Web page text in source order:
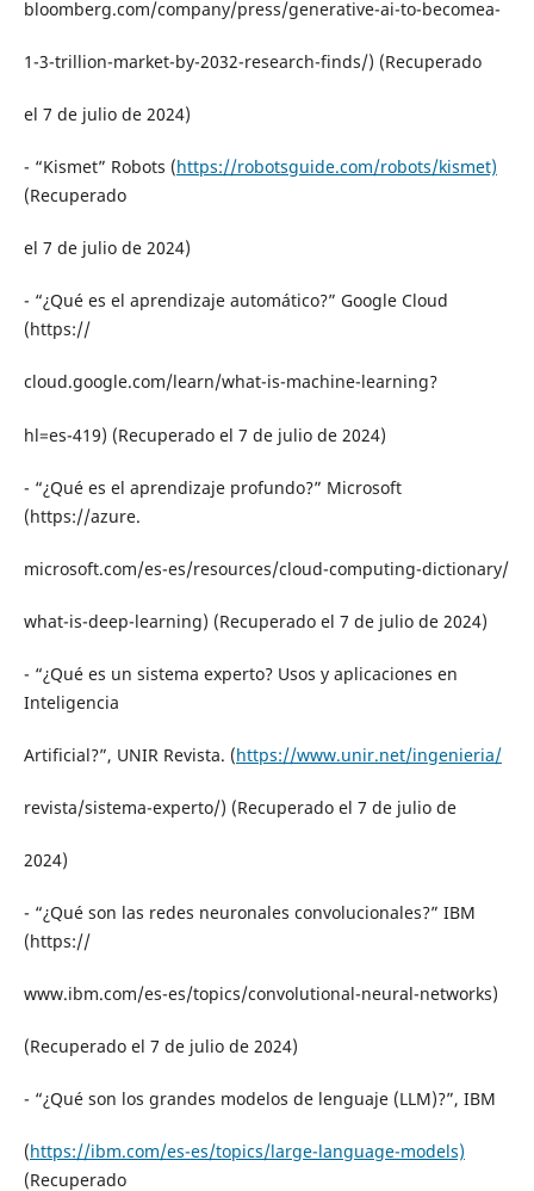
bloomberg.com/company/press/generative-ai-to-becomea-
1-3-trillion-market-by-2032-research-finds/) (Recuperado
el 7 de julio de 2024)
- “Kismet” Robots (https://robotsguide.com/robots/kismet)
(Recuperado
el 7 de julio de 2024)
- “¿Qué es el aprendizaje automático?” Google Cloud
(https://
cloud.google.com/learn/what-is-machine-learning?
hl=es-419) (Recuperado el 7 de julio de 2024)
- “¿Qué es el aprendizaje profundo?” Microsoft
(https://azure.
microsoft.com/es-es/resources/cloud-computing-dictionary/
what-is-deep-learning) (Recuperado el 7 de julio de 2024)
- “¿Qué es un sistema experto? Usos y aplicaciones en
Inteligencia
Artificial?”, UNIR Revista. (https://www.unir.net/ingenieria/
revista/sistema-experto/) (Recuperado el 7 de julio de
2024)
- “¿Qué son las redes neuronales convolucionales?” IBM
(https://
www.ibm.com/es-es/topics/convolutional-neural-networks)
(Recuperado el 7 de julio de 2024)
- “¿Qué son los grandes modelos de lenguaje (LLM)?”, IBM
(https://ibm.com/es-es/topics/large-language-models)
(Recuperado